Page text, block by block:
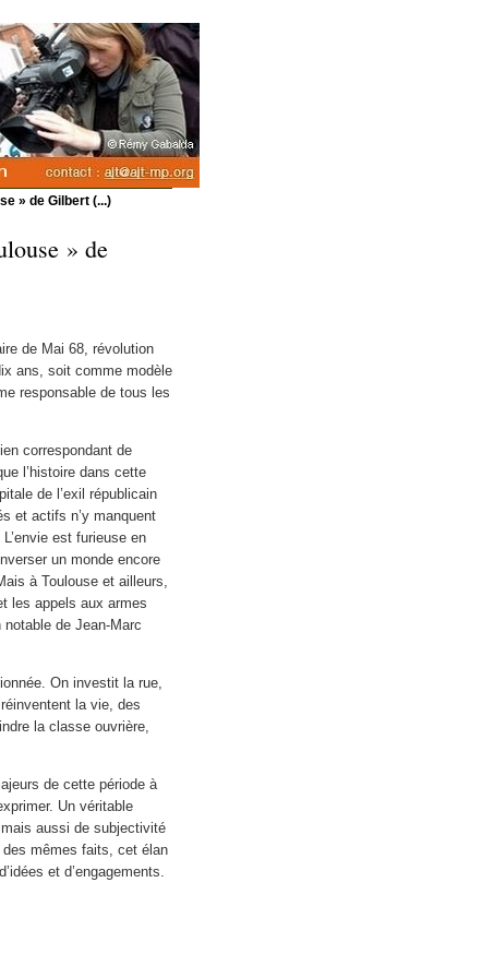
» de Gilbert (...)
» de
de Mai 68, révolution
ans, soit comme modèle
responsable de tous les
correspondant de
l’histoire dans cette
de l’exil républicain
et actifs n’y manquent
est furieuse en
un monde encore
à Toulouse et ailleurs,
les appels aux armes
notable de Jean-Marc
On investit la rue,
la vie, des
la classe ouvrière,
de cette période à
Un véritable
aussi de subjectivité
des mêmes faits, cet élan
et d’engagements.